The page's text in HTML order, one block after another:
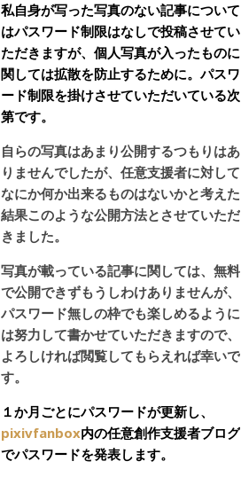
私自身が写った写真のない記事について
はパスワード制限はなしで投稿させてい
ただきますが、個人写真が入ったものに
関しては拡散を防止するために。パスワ
ード制限を掛けさせていただいている次
第です。
自らの写真はあまり公開するつもりはあ
りませんでしたが、任意支援者に対して
なにか何か出来るものはないかと考えた
結果このような公開方法とさせていただ
きました。
写真が載っている記事に関しては、無料
で公開できずもうしわけありませんが、
パスワード無しの枠でも楽しめるように
は努力して書かせていただきますので、
よろしければ閲覧してもらえれば幸いで
す。
１か月ごとにパスワードが更新し、
pixivfanbox内の任意創作支援者ブログ
でパスワードを発表します。